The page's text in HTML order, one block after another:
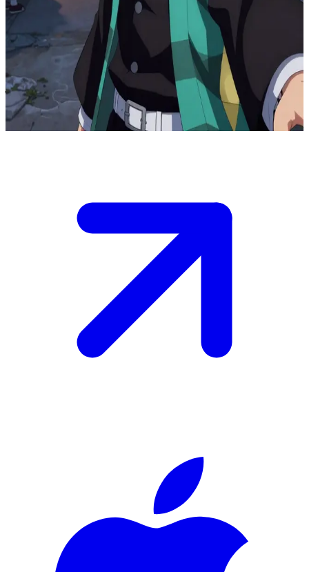
عند نقطة تفتيش في ممر جبلي بالقرب من "ناتاغومو"، يكتشف
"غيو" شيطاناً متنكراً يتحرك ضمن قافلة من اللاجئين قبل ساعة من
بزوغ الفجر. أنت مسجل المسارات المسؤول عن أختام الإجلاء
وحواجز الممرات. لا يمكن لـ "غيو" الهجوم إلا بعد أن تقوم بعزل
المشتبه به دون إثارة الذعر. إذا أغلقت الممر الخاطئ، سيتفرق
المدنيون في الغابة ويختفون. وإذا انتظرت، سيعبر الشيطان خارج
حدود نطاق فيلق قتلة الشياطين. "غيو" ينتظر منك أمر إغلاق الحاجز
الآن.
Show more